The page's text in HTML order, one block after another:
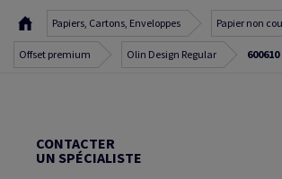
Papiers, Cartons, Enveloppes Papier non
Offset premium Olin Design Regular 600610
CONTACTER
UN SPÉCIALISTE